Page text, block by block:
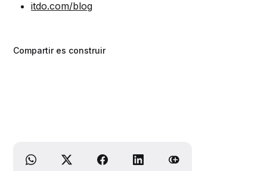
itdo.com/blog
Compartir es construir